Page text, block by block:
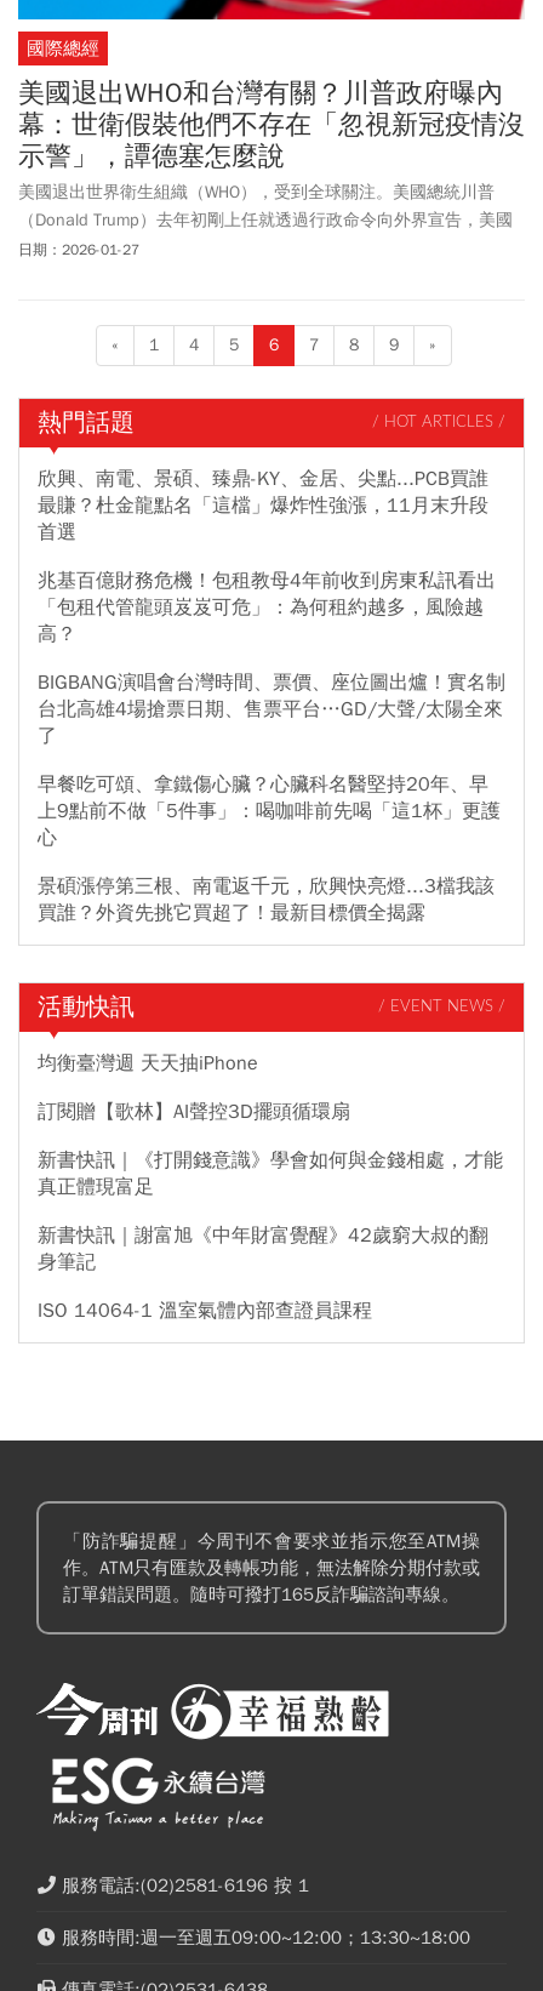
國際總經
美國退出WHO和台灣有關？川普政府曝內
幕：世衛假裝他們不存在「忽視新冠疫情沒
示警」，譚德塞怎麼說
美國退出世界衛生組織（WHO），受到全球關注。美國總統川普
（Donald Trump）去年初剛上任就透過行政命令向外界宣告，美國
將退出WHO，本月22日通知滿1年，美國正式退出。美國衛生部副部
台灣早就對武漢肺炎（嚴重特殊傳染性肺炎，COVID-19）發出示
警，但WHO卻假裝台灣不存在，錯失防疫先機，成為美國退會的重
日期：2026-01-27
« 1 4 5 6 7 8 9 »
熱門話題 / HOT ARTICLES /
欣興、南電、景碩、臻鼎-KY、金居、尖點...PCB買誰
最賺？杜金龍點名「這檔」爆炸性強漲，11月末升段
首選
兆基百億財務危機！包租教母4年前收到房東私訊看出
「包租代管龍頭岌岌可危」：為何租約越多，風險越
高？
BIGBANG演唱會台灣時間、票價、座位圖出爐！實名制
台北高雄4場搶票日期、售票平台…GD/大聲/太陽全來
了
早餐吃可頌、拿鐵傷心臟？心臟科名醫堅持20年、早
上9點前不做「5件事」：喝咖啡前先喝「這1杯」更護
心
景碩漲停第三根、南電返千元，欣興快亮燈...3檔我該
買誰？外資先挑它買超了！最新目標價全揭露
活動快訊 / EVENT NEWS /
均衡臺灣週 天天抽iPhone
訂閱贈【歌林】AI聲控3D擺頭循環扇
新書快訊｜《打開錢意識》學會如何與金錢相處，才能
真正體現富足
新書快訊｜謝富旭《中年財富覺醒》42歲窮大叔的翻
身筆記
ISO 14064-1 溫室氣體內部查證員課程
「防詐騙提醒」今周刊不會要求並指示您至ATM操
作。ATM只有匯款及轉帳功能，無法解除分期付款或
訂單錯誤問題。隨時可撥打165反詐騙諮詢專線。
服務電話:(02)2581-6196 按 1
服務時間:週一至週五09:00~12:00；13:30~18:00